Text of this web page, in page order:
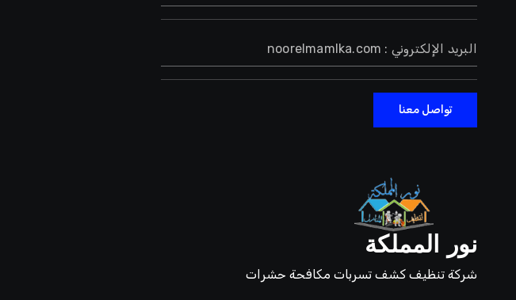
البريد الإلكتروني : noorelmamlka.com
تواصل معنا
نور المملكة
شركة تنظيف كشف تسربات مكافحة حشرات